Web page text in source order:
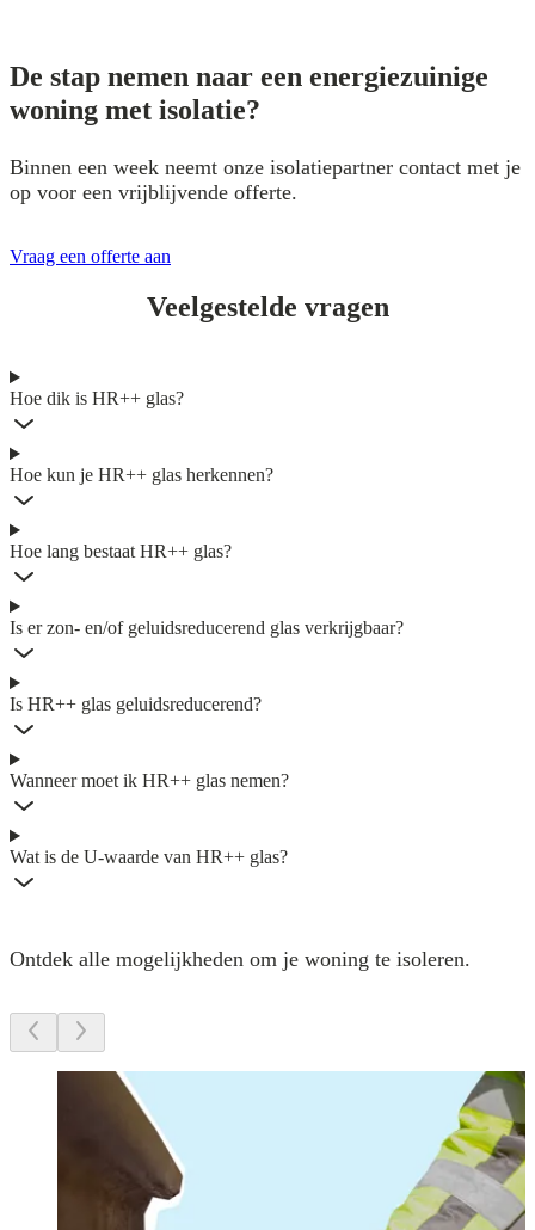
De stap nemen naar een energiezuinige
woning met isolatie?
Binnen een week neemt onze isolatiepartner contact met je
op voor een vrijblijvende offerte.
Vraag een offerte aan
Veelgestelde vragen
Hoe dik is HR++ glas?
Hoe kun je HR++ glas herkennen?
Hoe lang bestaat HR++ glas?
Is er zon- en/of geluidsreducerend glas verkrijgbaar?
Is HR++ glas geluidsreducerend?
Wanneer moet ik HR++ glas nemen?
Wat is de U-waarde van HR++ glas?
Ontdek alle mogelijkheden om je woning te isoleren.